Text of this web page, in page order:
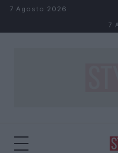
Salta al contenuto
7 Agosto 2026
7